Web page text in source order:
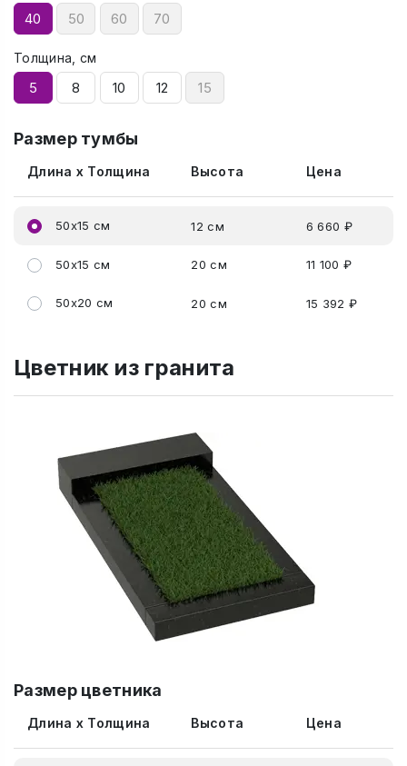
40 50 60 70
Толщина, см
5 8 10 12 15
Размер тумбы
Длина x Толщина Высота Цена
50x15 см 12 см 6 660 ₽
50x15 см 20 см 11 100 ₽
50x20 см 20 см 15 392 ₽
Цветник из гранита
Размер цветника
Длина x Толщина Высота Цена